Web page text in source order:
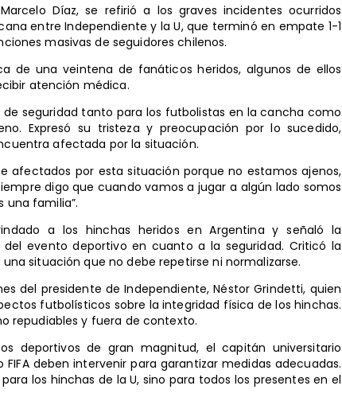
Díaz, se refirió a los graves incidentes ocurridos
entre Independiente y la U, que terminó en empate 1-1
masivas de seguidores chilenos.
de una veintena de fanáticos heridos, algunos de ellos
atención médica.
seguridad tanto para los futbolistas en la cancha como
Expresó su tristeza y preocupación por lo sucedido,
afectada por la situación.
afectados por esta situación porque no estamos ajenos,
digo que cuando vamos a jugar a algún lado somos
una familia”.
a los hinchas heridos en Argentina y señaló la
del evento deportivo en cuanto a la seguridad. Criticó la
situación que no debe repetirse ni normalizarse.
del presidente de Independiente, Néstor Grindetti, quien
futbolísticos sobre la integridad física de los hinchas.
repudiables y fuera de contexto.
deportivos de gran magnitud, el capitán universitario
deben intervenir para garantizar medidas adecuadas.
los hinchas de la U, sino para todos los presentes en el